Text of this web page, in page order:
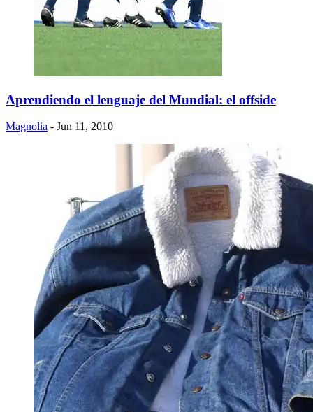
Aprendiendo el lenguaje del Mundial: el offside
Magnolia - Jun 11, 2010